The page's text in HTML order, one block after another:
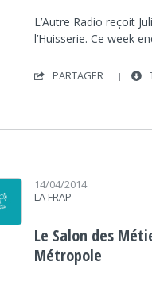
L’Autre Radio reçoit
l’Huisserie. Ce week
PARTAGER
14/04/2014
LA FRAP
Le Salon des
Métropole